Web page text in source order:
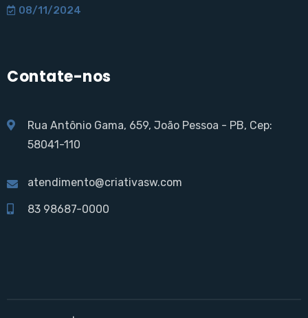
08/11/2024
Contate-nos
Rua Antônio Gama, 659, João Pessoa - PB, Cep:
58041-110
atendimento@criativasw.com
83 98687-0000